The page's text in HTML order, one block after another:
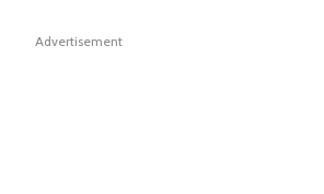
Advertisement